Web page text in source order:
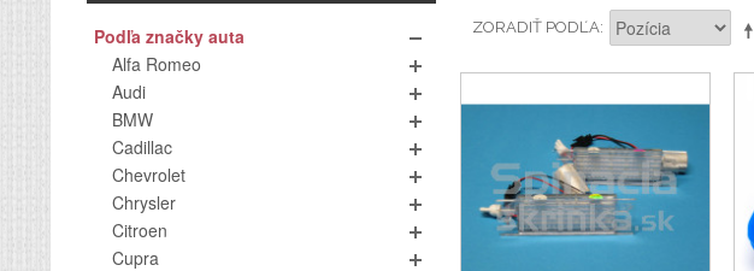
ZORADIŤ PODĽA
Podľa značky auta
Alfa Romeo
Audi
BMW
Cadillac
Chevrolet
Chrysler
Citroen
Cupra